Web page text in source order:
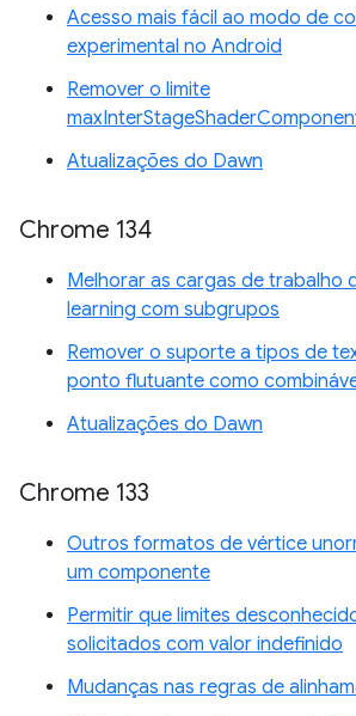
Acesso mais fácil ao modo de
experimental no Android
Remover o limite
Atualizações do Dawn
Chrome 134
Melhorar as cargas de trabalho
learning com subgrupos
Remover o suporte a tipos de
ponto flutuante como
Atualizações do Dawn
Chrome 133
Outros formatos de vértice
um componente
Permitir que limites
solicitados com valor indefinido
Mudanças nas regras de